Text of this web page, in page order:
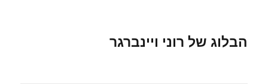
הבלוג של רוני ויינברגר